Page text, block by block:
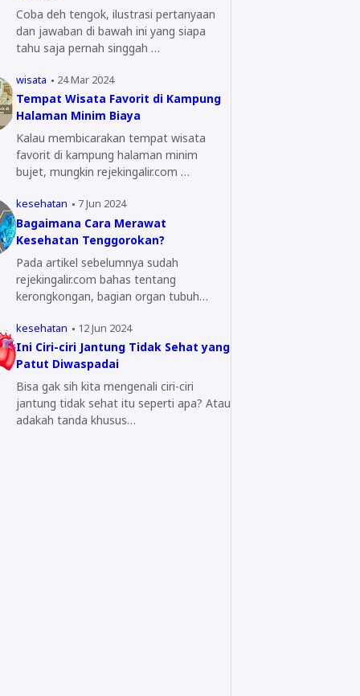
Coba deh tengok, ilustrasi pertanyaan
dan jawaban di bawah ini yang siapa
tahu saja pernah singgah …
wisata 24 Mar 2024
Tempat Wisata Favorit di Kampung
Halaman Minim Biaya
Kalau membicarakan tempat wisata
favorit di kampung halaman minim
bujet, mungkin rejekingalir.com …
kesehatan 7 Jun 2024
Bagaimana Cara Merawat
Kesehatan Tenggorokan?
Pada artikel sebelumnya sudah
rejekingalir.com bahas tentang
kerongkongan, bagian organ tubuh
kesehatan 12 Jun 2024
Ini Ciri-ciri Jantung Tidak Sehat yang
Patut Diwaspadai
Bisa gak sih kita mengenali ciri-ciri
jantung tidak sehat itu seperti apa? Atau
adakah tanda khusus…